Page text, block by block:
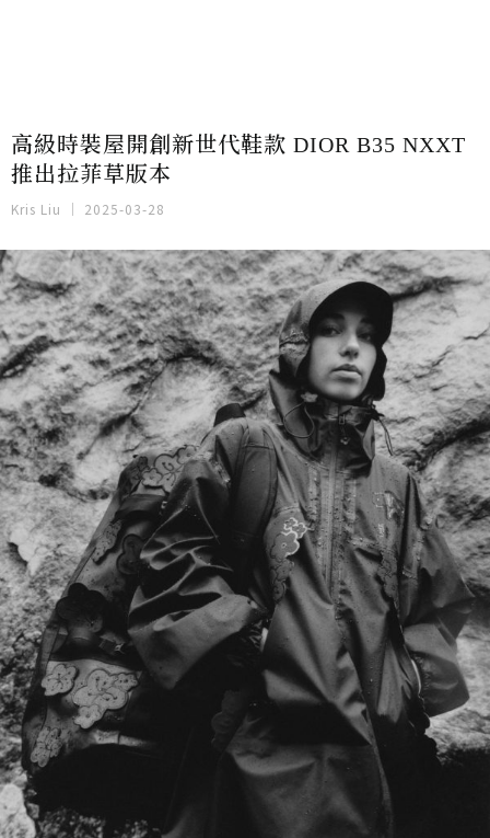
高級時裝屋開創新世代鞋款 DIOR B35 NXXT
推出拉菲草版本
Kris Liu 2025-03-28